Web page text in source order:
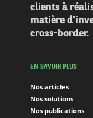
clients à
matière
cross-border.
EN SAVOIR PLUS
Nos articles
Nos solutions
Nos publications